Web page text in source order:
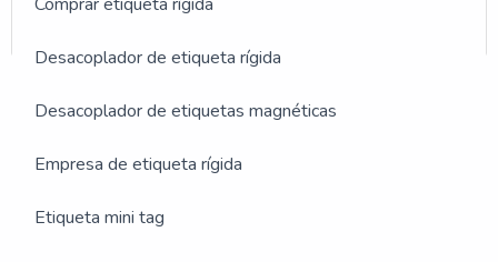
Desacoplador de etiqueta rígida
Desacoplador de etiquetas magnéticas
Empresa de etiqueta rígida
Etiqueta mini tag
GALERIA DE IMAGENS
ILUSTRATIVAS REFERENTE
A ALARME COM
APLICATIVO